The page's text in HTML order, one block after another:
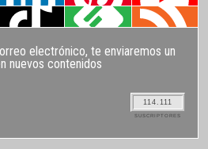
electrónico, te enviaremos un
nuevos contenidos
114.111
SUSCRIPTORES